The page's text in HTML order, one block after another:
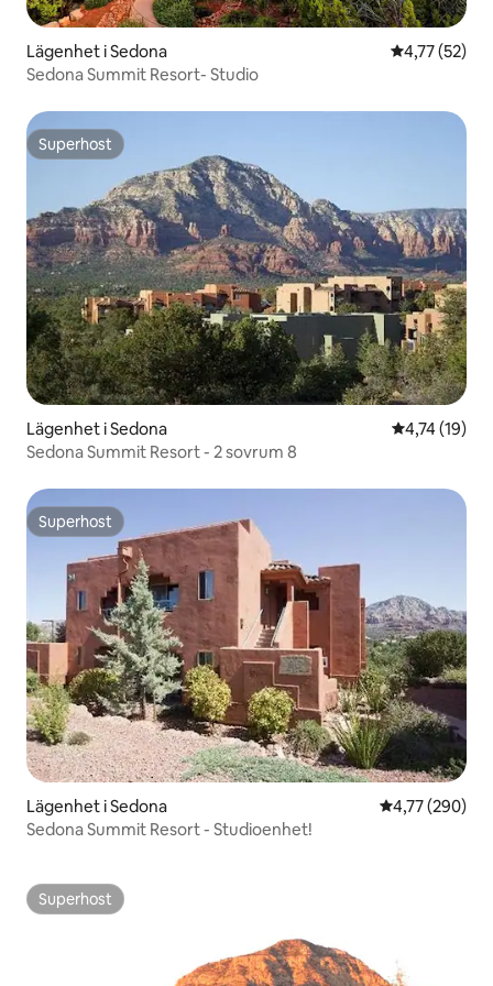
Lägenhet i Sedona 4,77 av 5 i
4,77 (52)
Sedona Summit Resort- Studio
Superhost
Superhost
Lägenhet i Sedona 4,74 av 5 i
4,74 (19)
Sedona Summit Resort - 2 sovrum 8
Superhost
Superhost
Lägenhet i Sedona 4,77 av 5 i
4,77 (290)
Sedona Summit Resort - Studioenhet!
Superhost
Superhost